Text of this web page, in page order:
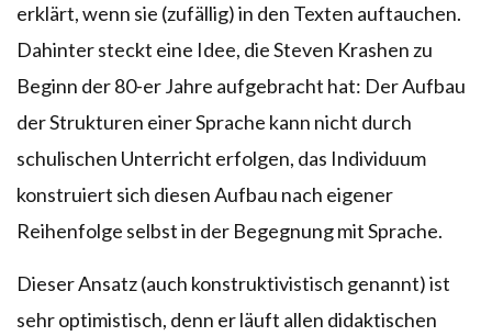
erklärt, wenn sie (zufällig) in den Texten auftauchen.
Dahinter steckt eine Idee, die Steven Krashen zu
Beginn der 80-er Jahre aufgebracht hat: Der Aufbau
der Strukturen einer Sprache kann nicht durch
schulischen Unterricht erfolgen, das Individuum
konstruiert sich diesen Aufbau nach eigener
Reihenfolge selbst in der Begegnung mit Sprache.
Dieser Ansatz (auch konstruktivistisch genannt) ist
sehr optimistisch, denn er läuft allen didaktischen